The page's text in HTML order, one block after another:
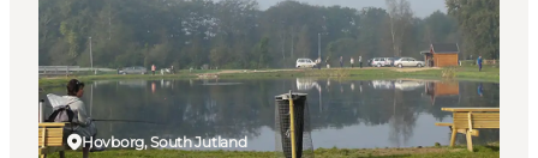
Dove dormire
Pianifica il viaggio
Hovborg, South Jutland